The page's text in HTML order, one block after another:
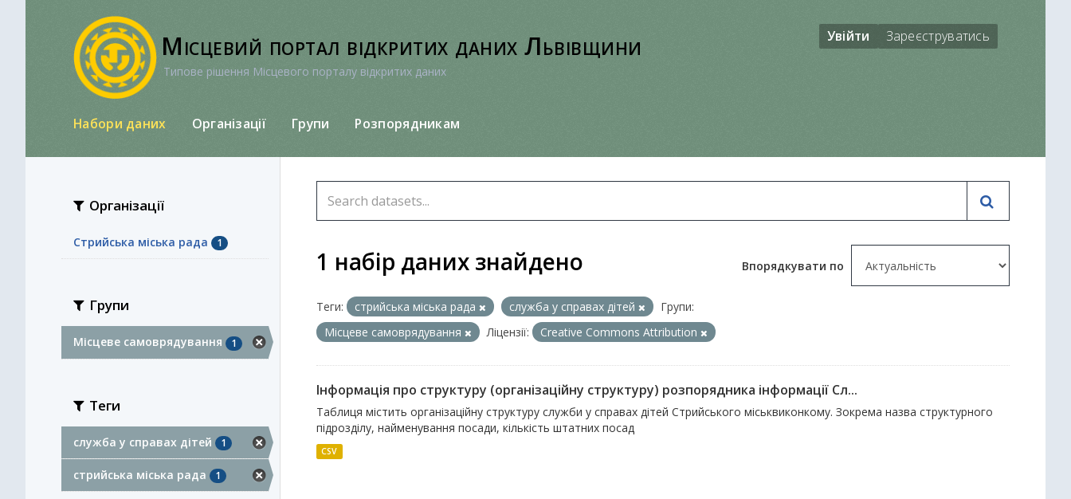
Місцевий портал відкритих даних Львівщини
Типове рішення Місцевого порталу відкритих даних
Увійти Зареєструватись
Набори даних Організації Групи Розпорядникам
Організації
Стрийська міська рада 1
Групи
Місцеве самоврядування 1
Теги
служба у справах дітей 1
стрийська міська рада 1
Впорядкувати по
1 набір даних знайдено
Теги: стрийська міська рада служба у справах дітей
Групи:
Місцеве самоврядування
Ліцензії: Creative Commons Attribution
Інформація про структуру (організаційну структуру) розпорядника інформації Сл...
Таблиця містить організаційну структуру служби у справах дітей Стрийського міськвиконкому. Зокрема назва структурного
підрозділу, найменування посади, кількість штатних посад
CSV